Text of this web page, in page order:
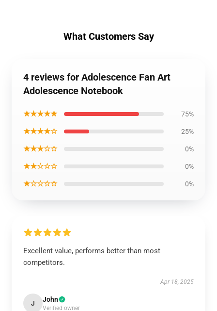
What Customers Say
4 reviews for Adolescence Fan Art
Adolescence Notebook
★★★★★ 75%
★★★★☆ 25%
★★★☆☆ 0%
★★☆☆☆ 0%
★☆☆☆☆ 0%
Excellent value, performs better than most
competitors.
Apr 18, 2025
J John
Verified owner